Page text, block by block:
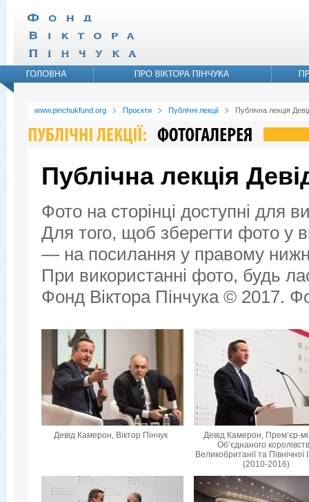
www.pinchukfund.org Проєкти Публічні лекції Публічна лекція
Публічна лекція
Фото на сторінці доступні для
Для того, щоб зберегти фото у
— на посилання у правому
При використанні фото, будь
Фонд Віктора Пінчука © 2017.
Девід Камерон, Віктор Пінчук
Девід Камерон, Прем’єр-
Об’єднаного
Великобританії та Північної
(2010-2016)